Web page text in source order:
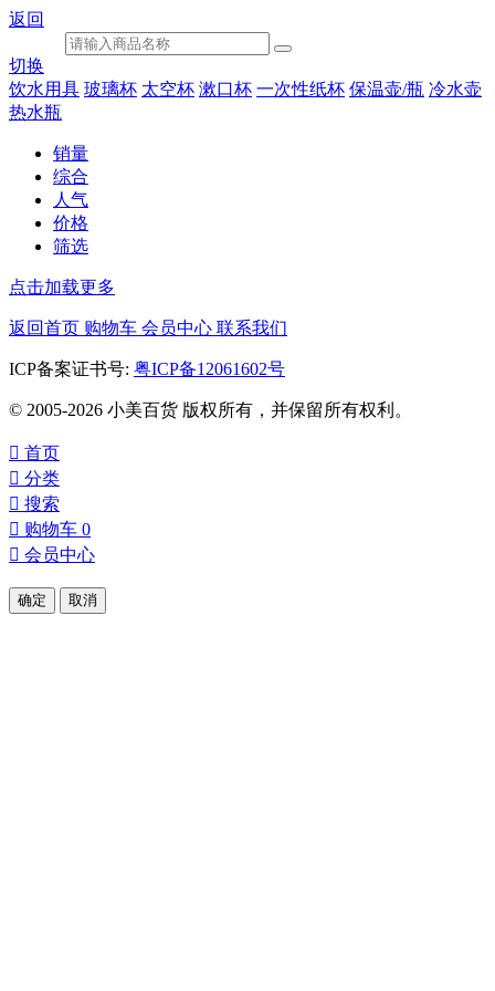
返回
切换
饮水用具 玻璃杯 太空杯 漱口杯 一次性纸杯 保温壶/瓶 冷水壶
热水瓶
销量
综合
人气
价格
筛选
点击加载更多
返回首页 购物车 会员中心 联系我们
ICP备案证书号: 粤ICP备12061602号
© 2005-2026 小美百货 版权所有，并保留所有权利。
 首页
 分类
 搜索
 购物车 0
 会员中心
确定 取消